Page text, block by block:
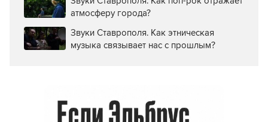
атмосферу города?
Звуки Ставрополя. Как этническая
музыка связывает нас с прошлым?